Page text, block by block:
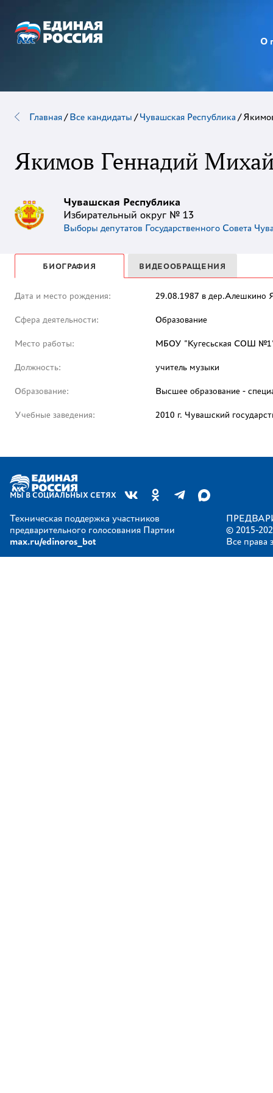
О
Главная/Все кандидаты /Чувашская Республика /
Якимов Геннадий
Чувашская Республика
Избирательный округ № 13
Выборы депутатов Государственного Совета
БИОГРАФИЯ ВИДЕООБРАЩЕНИЯ
Дата и место рождения: 29.08.1987 в дер.Алешкино
Сфера деятельности: Образование
Место работы: МБОУ "Кугесьская СОШ
Должность: учитель музыки
Образование: Высшее образование -
Учебные заведения: 2010 г. Чувашский
МЫ В СОЦИАЛЬНЫХ СЕТЯХ
Техническая поддержка участников
предварительного голосования Партии
max.ru/edinoros_bot
© 2015-
Все